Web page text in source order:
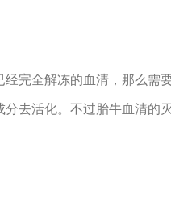
全解冻的血清，那么需
去活化。不过胎牛血清的